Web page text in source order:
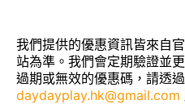
我們提供的優惠資訊皆來自
站為準。我們會定期驗證並
過期或無效的優惠碼，請透
daydayplay.hk@gmail.com